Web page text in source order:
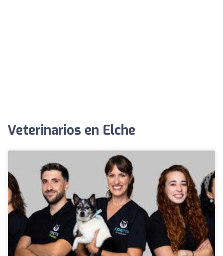
Veterinarios en Elche